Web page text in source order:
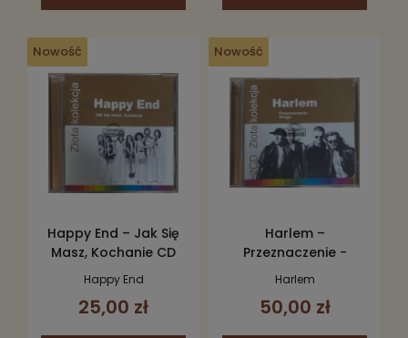
Nowość
Happy End – Jak Się
Masz, Kochanie CD
Happy End
25,00 zł
Nowość
Harlem –
Przeznaczenie -
Droga 2CD
Harlem
50,00 zł